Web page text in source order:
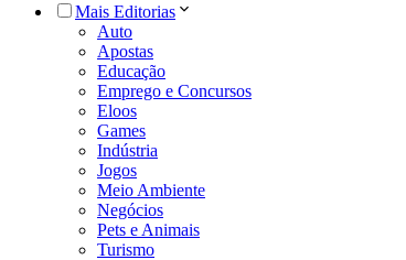
Mais Editorias
Auto
Apostas
Educação
Emprego e Concursos
Eloos
Games
Indústria
Jogos
Meio Ambiente
Negócios
Pets e Animais
Turismo